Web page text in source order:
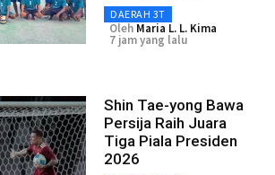
DAERAH 3T
Oleh Maria L. L. Kima
7 jam yang lalu
Shin Tae-yong Bawa
Persija Raih Juara
Tiga Piala Presiden
2026